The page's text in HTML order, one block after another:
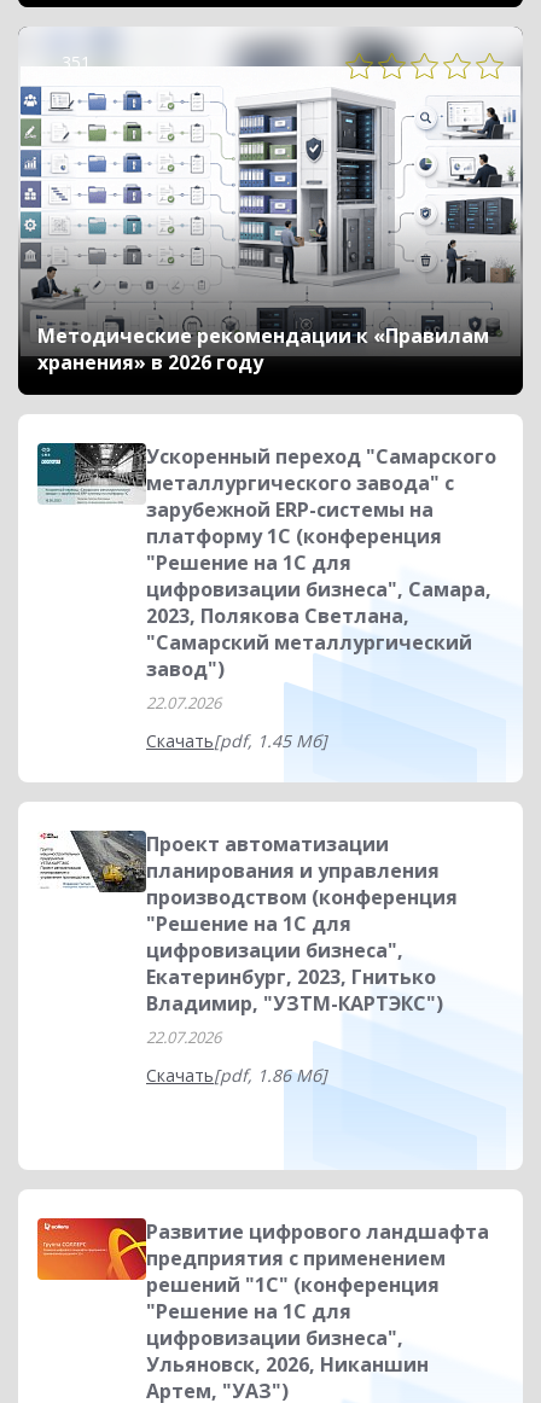
351
Методические рекомендации к «Правилам
хранения» в 2026 году
Ускоренный переход "Самарского
металлургического завода" c
зарубежной ERP-системы на
платформу 1С (конференция
"Решение на 1С для
цифровизации бизнеса", Самара,
2023, Полякова Светлана,
"Самарский металлургический
завод")
22.07.2026
Скачать[pdf, 1.45 Мб]
Проект автоматизации
планирования и управления
производством (конференция
"Решение на 1С для
цифровизации бизнеса",
Екатеринбург, 2023, Гнитько
Владимир, "УЗТМ-КАРТЭКС")
22.07.2026
Скачать[pdf, 1.86 Мб]
Развитие цифрового ландшафта
предприятия с применением
решений "1С" (конференция
"Решение на 1С для
цифровизации бизнеса",
Ульяновск, 2026, Никаншин
Артем, "УАЗ")